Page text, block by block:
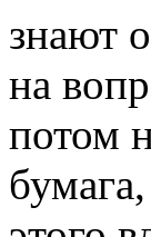
знают
на
потом